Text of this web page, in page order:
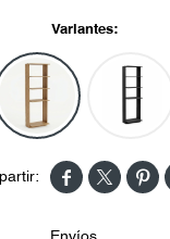
Variantes:
  